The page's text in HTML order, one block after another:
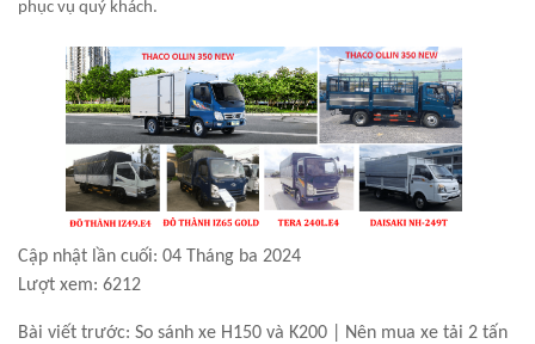
phục vụ quý khách.
Cập nhật lần cuối: 04 Tháng ba 2024
Lượt xem: 6212
Bài viết trước: So sánh xe H150 và K200 | Nên mua xe tải 2 tấn